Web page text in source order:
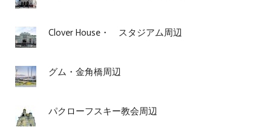
Clover House・ スタジアム周辺
グム・金角橋周辺
パクローフスキー教会周辺